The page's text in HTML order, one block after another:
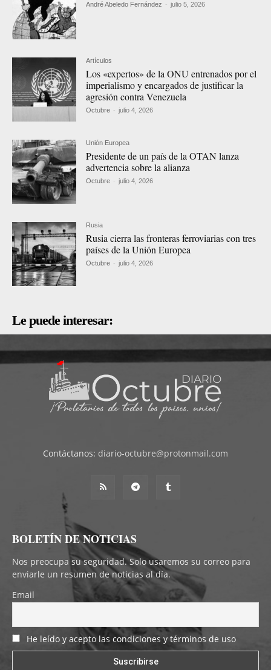
André Abeledo Fernández - julio 5, 2026
Artículos
Los «expertos» de la ONU entrenados por el
imperialismo y encargados de justificar la
agresión contra Venezuela
Octubre - julio 4, 2026
Unión Europea
Presidente de un país de la OTAN lanza
advertencia sobre la alianza
Octubre - julio 4, 2026
Rusia
Rusia cierra las fronteras ferroviarias con tres
países de la Unión Europea
Octubre - julio 4, 2026
Le puede interesar:
Contáctanos: diario-octubre@protonmail.com
BOLETÍN DE NOTICIAS
Nos preocupa su seguridad. Solo usaremos su correo para
enviarle un resumen de noticias al día.
Email
He leído y acepto las condiciones y términos de uso